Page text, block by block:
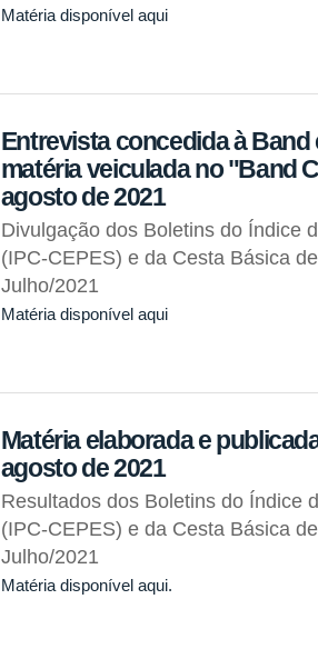
Matéria disponível aqui
Entrevista concedida à Band
matéria veiculada no "Band
agosto de 2021
Divulgação dos Boletins do Índice
(IPC-CEPES) e da Cesta Básica
Julho/2021
Matéria disponível aqui
Matéria elaborada e
agosto de 2021
Resultados dos Boletins do Índice
(IPC-CEPES) e da Cesta Básica
Julho/2021
Matéria disponível aqui.